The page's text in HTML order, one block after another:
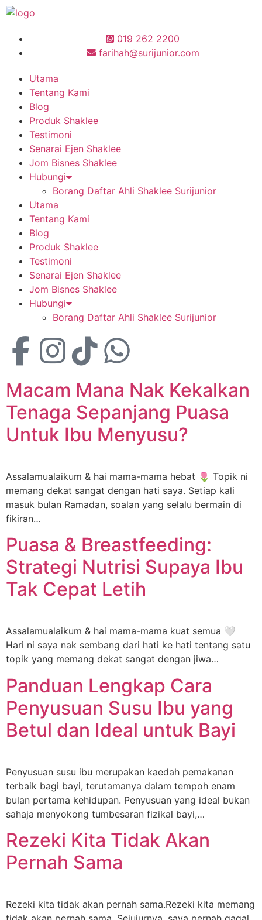
019 262 2200
farihah@surijunior.com
Utama
Tentang Kami
Blog
Produk Shaklee
Testimoni
Senarai Ejen Shaklee
Jom Bisnes Shaklee
Hubungi
Borang Daftar Ahli Shaklee Surijunior
Utama
Tentang Kami
Blog
Produk Shaklee
Testimoni
Senarai Ejen Shaklee
Jom Bisnes Shaklee
Hubungi
Borang Daftar Ahli Shaklee Surijunior
Macam Mana Nak Kekalkan
Tenaga Sepanjang Puasa
Untuk Ibu Menyusu?
Assalamualaikum & hai mama-mama hebat 🌷 Topik ni
memang dekat sangat dengan hati saya. Setiap kali
masuk bulan Ramadan, soalan yang selalu bermain di
fikiran…
Puasa & Breastfeeding:
Strategi Nutrisi Supaya Ibu
Tak Cepat Letih
Assalamualaikum & hai mama-mama kuat semua 🤍
Hari ni saya nak sembang dari hati ke hati tentang satu
topik yang memang dekat sangat dengan jiwa…
Panduan Lengkap Cara
Penyusuan Susu Ibu yang
Betul dan Ideal untuk Bayi
Penyusuan susu ibu merupakan kaedah pemakanan
terbaik bagi bayi, terutamanya dalam tempoh enam
bulan pertama kehidupan. Penyusuan yang ideal bukan
sahaja menyokong tumbesaran fizikal bayi,…
Rezeki Kita Tidak Akan
Pernah Sama
Rezeki kita tidak akan pernah sama.Rezeki kita memang